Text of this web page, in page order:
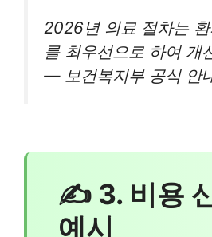
2026년 의료 절차는
를 최우선으로 하여 개
— 보건복지부 공식 안
✍ 3. 비용
예시